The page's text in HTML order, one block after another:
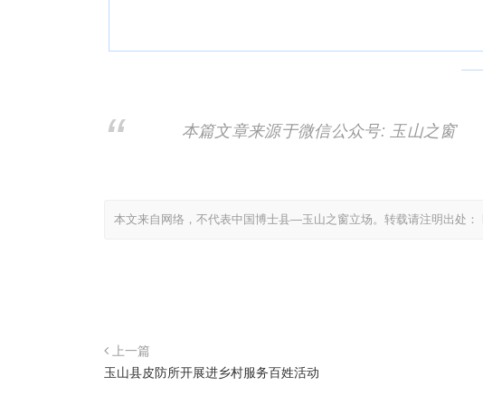
本篇文章来源于微信公众号: 玉山之窗
本文来自网络，不代表中国博士县—玉山之窗立场。转载请注明出处：
上一篇
玉山县皮防所开展进乡村服务百姓活动